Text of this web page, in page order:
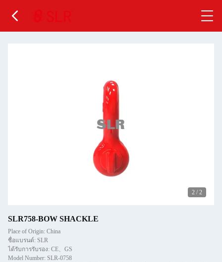
2 / 2
SLR758-BOW SHACKLE
Place of Origin: China
ชื่อแบรนด์: SLR
ได้รับการรับรอง: CE、GS
Model Number: SLR-0758